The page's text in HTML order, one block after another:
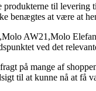
til levering
benægtes at være at
AW21,Molo
ved det
på mange af
til at kunne nå at få